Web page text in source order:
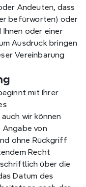
Andeuten, dass
befürworten) oder
Ihnen oder einer
Ausdruck bringen
Vereinbarung
mit Ihrer
wir können
Angabe von
ohne Rückgriff
Recht
über die
Datum des